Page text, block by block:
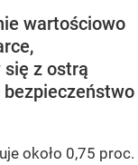
wartościowo
z ostrą
około 0,75 proc.